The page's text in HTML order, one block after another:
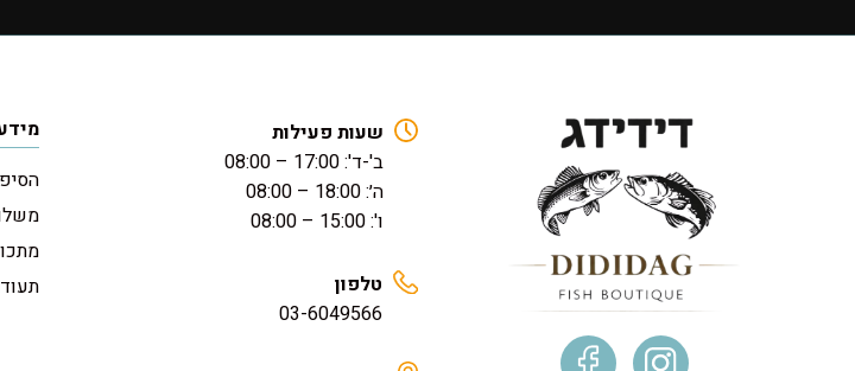
שעות פעילות
ב'-ד': 17:00 – 08:00
ה׳: 18:00 – 08:00
ו': 15:00 – 08:00
טלפון
03-6049566